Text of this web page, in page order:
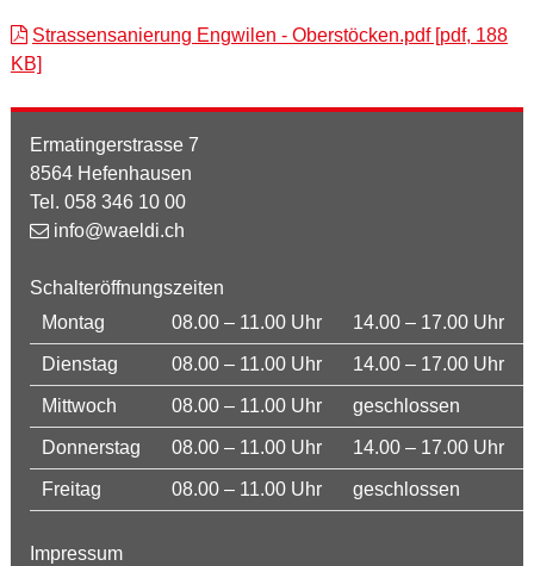
Strassensanierung Engwilen - Oberstöcken.pdf [pdf, 188
KB]
Ermatingerstrasse 7
8564 Hefenhausen
Tel. 058 346 10 00
info@waeldi.ch
Schalteröffnungszeiten
Montag
08.00 – 11.00 Uhr 14.00 – 17.00 Uhr
Dienstag 08.00 – 11.00 Uhr 14.00 – 17.00 Uhr
Mittwoch 08.00 – 11.00 Uhr geschlossen
Donnerstag 08.00 – 11.00 Uhr 14.00 – 17.00 Uhr
Freitag 08.00 – 11.00 Uhr geschlossen
Impressum